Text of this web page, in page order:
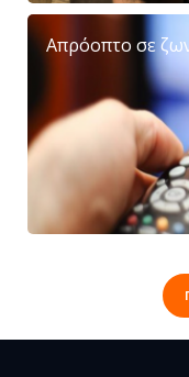
Απρόοπτο σε